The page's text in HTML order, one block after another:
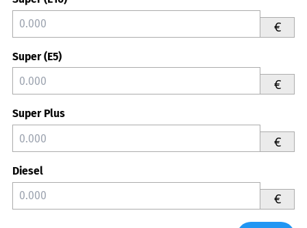
€
Super (E5)
€
Super Plus
€
Diesel
€